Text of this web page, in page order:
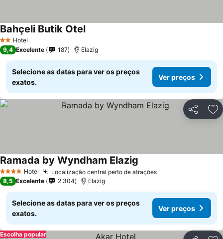
2 Estrelas
Hotel
Bahçeli Butik OtelVer preços
9,4 Excelente 187 Elazig
Selecione as datas para ver os preços
exatos.
Ver preços
Partilhar
4 EstrelasHotel Localização central perto de atraçõesVer preços
Ramada by Wyndham Elazig
8,5 Excelente 2.304 Elazig
Selecione as datas para ver os preços
exatos.
Ver preços
Escolha popular